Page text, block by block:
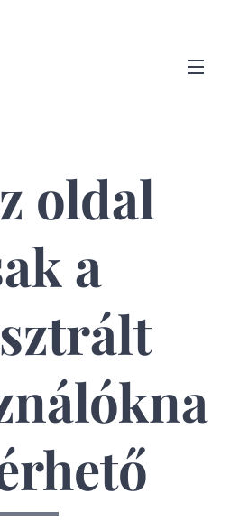
oldal
a